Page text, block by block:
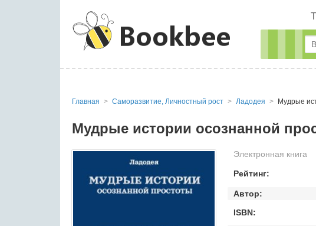
Главная Саморазвитие, Личностный рост Ладодея Мудрые
Мудрые истории осознанной
Электронная книга
Рейтинг:
Автор:
ISBN: